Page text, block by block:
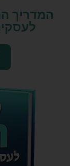
המדריך